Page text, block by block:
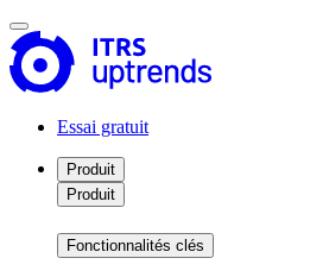
Essai gratuit
Produit
Produit
Fonctionnalités clés